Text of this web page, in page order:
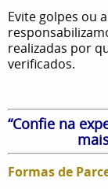
Evite golpes ou
realizadas por
verificados.
“Confie na
Formas de